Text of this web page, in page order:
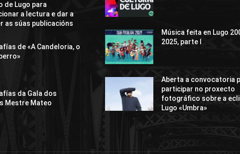
de Lugo para
a lectura e dar a
as súas publicacións
de «A Candeloria, o
da Gala dos
Mestre Mateo
Música feita en Lugo
2025, parte I
Aberta a convocatoria
participar no proxecto
fotográfico sobre a
Lugo «Umbra»